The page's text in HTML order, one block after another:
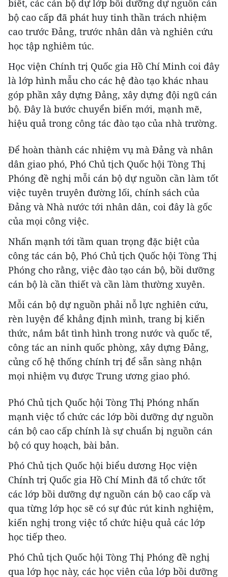
biết, các cán bộ dự lớp bồi dưỡng dự nguồn cán
bộ cao cấp đã phát huy tinh thần trách nhiệm
cao trước Đảng, trước nhân dân và nghiên cứu
học tập nghiêm túc.
Học viện Chính trị Quốc gia Hồ Chí Minh coi đây
là lớp hình mẫu cho các hệ đào tạo khác nhau
góp phần xây dựng Đảng, xây dựng đội ngũ cán
bộ. Đây là bước chuyển biến mới, mạnh mẽ,
hiệu quả trong công tác đào tạo của nhà trường.
Để hoàn thành các nhiệm vụ mà Đảng và nhân
dân giao phó, Phó Chủ tịch Quốc hội Tòng Thị
Phóng đề nghị mỗi cán bộ dự nguồn cần làm tốt
việc tuyên truyên đường lối, chính sách của
Đảng và Nhà nước tới nhân dân, coi đây là gốc
của mọi công việc.
Nhấn mạnh tới tầm quan trọng đặc biệt của
công tác cán bộ, Phó Chủ tịch Quốc hội Tòng Thị
Phóng cho rằng, việc đào tạo cán bộ, bồi dưỡng
cán bộ là cần thiết và cần làm thường xuyên.
Mỗi cán bộ dự nguồn phải nỗ lực nghiên cứu,
rèn luyện để khẳng định mình, trang bị kiến
thức, nắm bắt tình hình trong nước và quốc tế,
công tác an ninh quốc phòng, xây dựng Đảng,
củng cố hệ thống chính trị để sẵn sàng nhận
mọi nhiệm vụ được Trung ương giao phó.
Phó Chủ tịch Quốc hội Tòng Thị Phóng nhấn
mạnh việc tổ chức các lớp bồi dưỡng dự nguồn
cán bộ cao cấp chính là sự chuẩn bị nguồn cán
bộ có quy hoạch, bài bản.
Phó Chủ tịch Quốc hội biểu dương Học viện
Chính trị Quốc gia Hồ Chí Minh đã tổ chức tốt
các lớp bồi dưỡng dự nguồn cán bộ cao cấp và
qua từng lớp học sẽ có sự đúc rút kinh nghiệm,
kiến nghị trong việc tổ chức hiệu quả các lớp
học tiếp theo.
Phó Chủ tịch Quốc hội Tòng Thị Phóng đề nghị
qua lớp học này, các học viên của lớp bồi dưỡng